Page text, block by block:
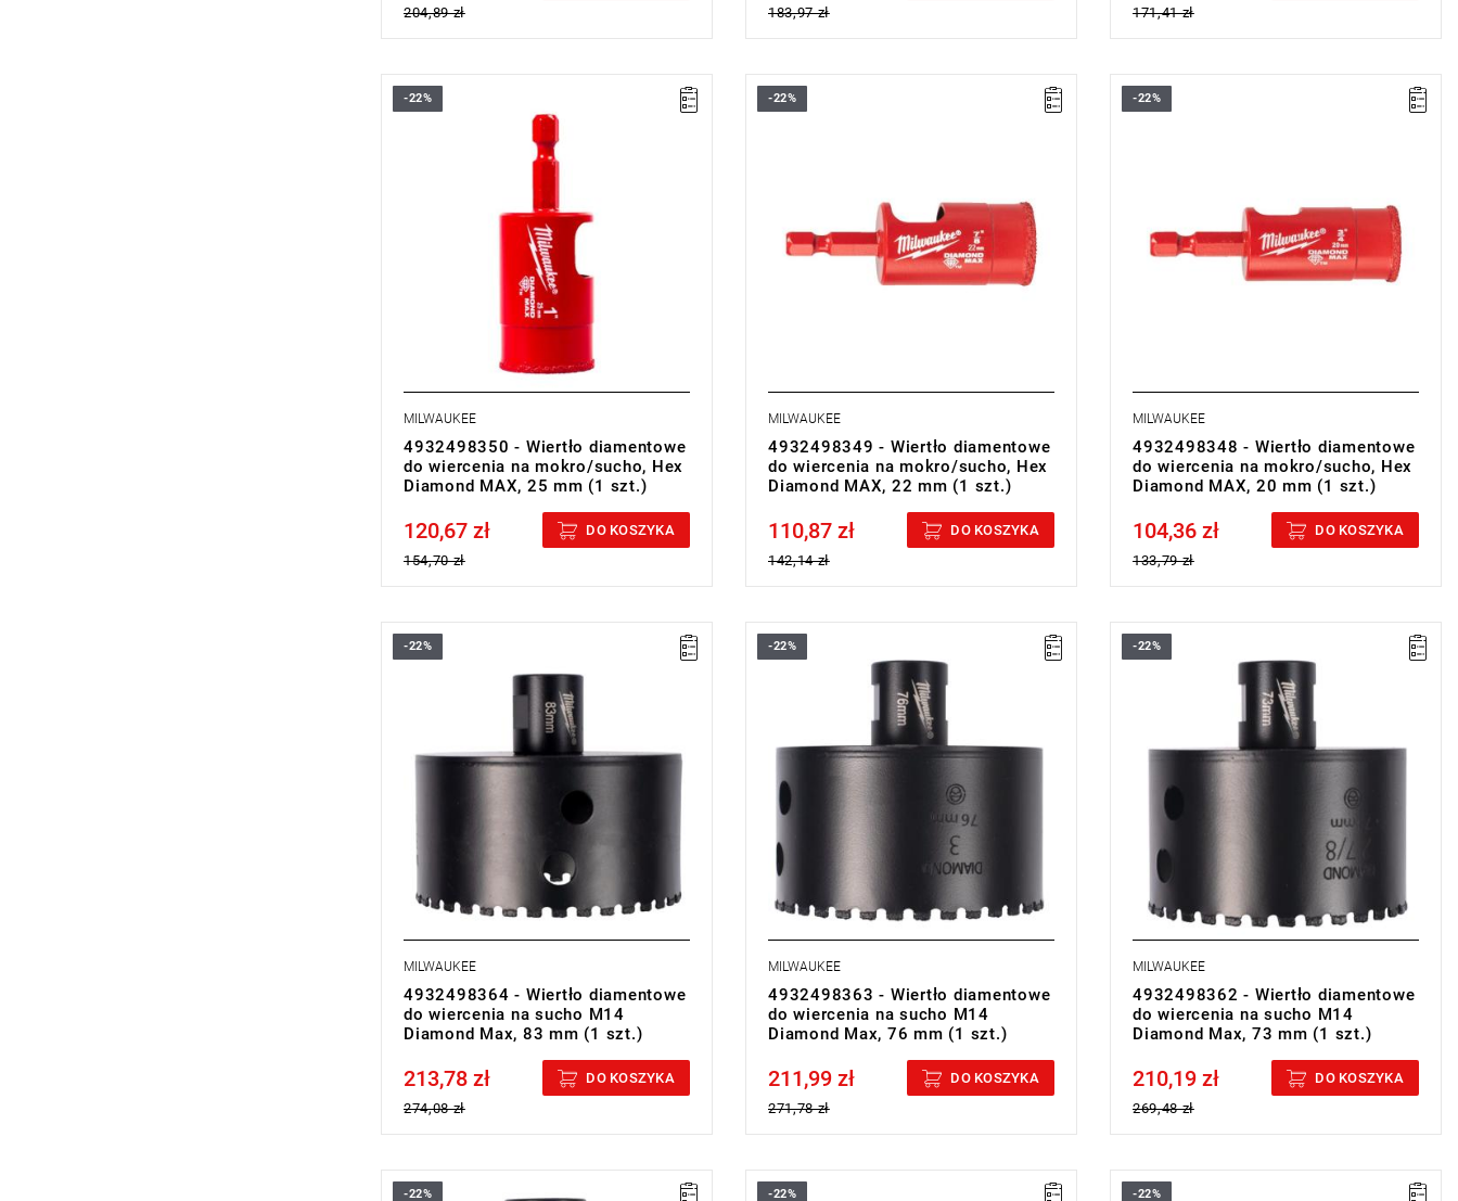
204,89 zł 183,97 zł 171,41 zł
-22%
MILWAUKEE
4932498350 - Wiertło diamentowe
do wiercenia na mokro/sucho, Hex
Diamond MAX, 25 mm (1 szt.)
Price tax included
120,67 zł
154,70 zł
DO KOSZYKA
-22%
MILWAUKEE
4932498349 - Wiertło diamentowe
do wiercenia na mokro/sucho, Hex
Diamond MAX, 22 mm (1 szt.)
Price tax included
110,87 zł
142,14 zł
DO KOSZYKA
-22%
MILWAUKEE
4932498348 - Wiertło diamentowe
do wiercenia na mokro/sucho, Hex
Diamond MAX, 20 mm (1 szt.)
Price tax included
104,36 zł
133,79 zł
DO KOSZYKA
-22%
MILWAUKEE
4932498364 - Wiertło diamentowe
do wiercenia na sucho M14
Diamond Max, 83 mm (1 szt.)
Price tax included
213,78 zł
274,08 zł
DO KOSZYKA
-22%
MILWAUKEE
4932498363 - Wiertło diamentowe
do wiercenia na sucho M14
Diamond Max, 76 mm (1 szt.)
Price tax included
211,99 zł
271,78 zł
DO KOSZYKA
-22%
MILWAUKEE
4932498362 - Wiertło diamentowe
do wiercenia na sucho M14
Diamond Max, 73 mm (1 szt.)
Price tax included
210,19 zł
269,48 zł
DO KOSZYKA
-22% -22% -22%